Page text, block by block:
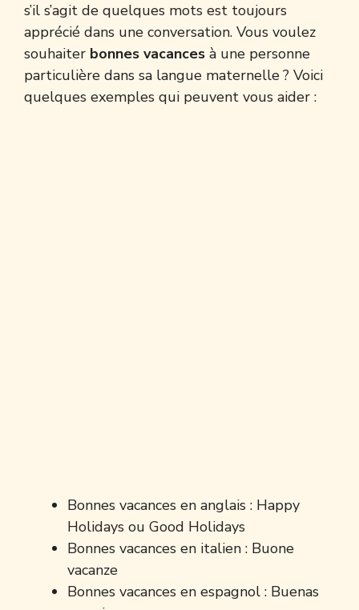
s’il s’agit de quelques mots est toujours
apprécié dans une conversation. Vous voulez
souhaiter bonnes vacances à une personne
particulière dans sa langue maternelle ? Voici
quelques exemples qui peuvent vous aider :
Bonnes vacances en anglais : Happy
Holidays ou Good Holidays
Bonnes vacances en italien : Buone
vacanze
Bonnes vacances en espagnol : Buenas